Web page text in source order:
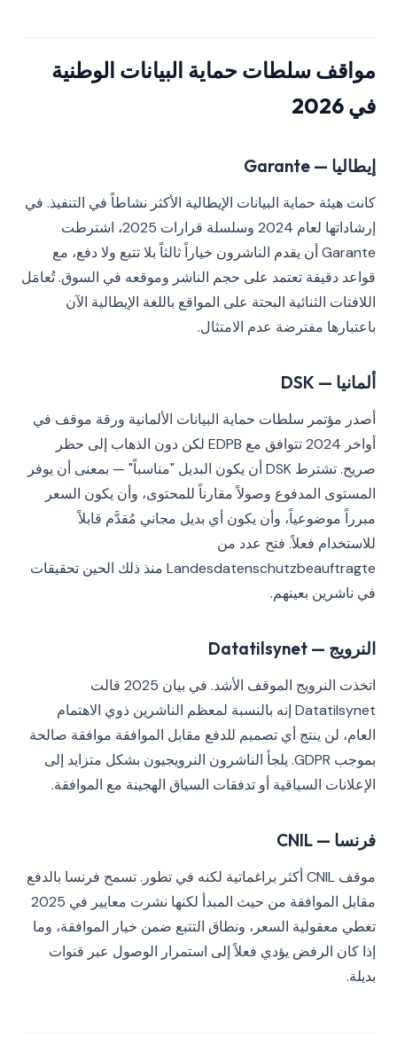
مواقف سلطات حماية البيانات الوطنية
في 2026
إيطاليا — Garante
كانت هيئة حماية البيانات الإيطالية الأكثر نشاطاً في التنفيذ. في
إرشاداتها لعام 2024 وسلسلة قرارات 2025، اشترطت
Garante أن يقدم الناشرون خياراً ثالثاً بلا تتبع ولا دفع، مع
قواعد دقيقة تعتمد على حجم الناشر وموقعه في السوق. تُعامَل
اللافتات الثنائية البحتة على المواقع باللغة الإيطالية الآن
باعتبارها مفترضة عدم الامتثال.
ألمانيا — DSK
أصدر مؤتمر سلطات حماية البيانات الألمانية ورقة موقف في
أواخر 2024 تتوافق مع EDPB لكن دون الذهاب إلى حظر
صريح. تشترط DSK أن يكون البديل "مناسباً" — بمعنى أن يوفر
المستوى المدفوع وصولاً مقارناً للمحتوى، وأن يكون السعر
مبرراً موضوعياً، وأن يكون أي بديل مجاني مُقدَّم قابلاً
للاستخدام فعلاً. فتح عدد من
Landesdatenschutzbeauftragte منذ ذلك الحين تحقيقات
في ناشرين بعينهم.
النرويج — Datatilsynet
اتخذت النرويج الموقف الأشد. في بيان 2025 قالت
Datatilsynet إنه بالنسبة لمعظم الناشرين ذوي الاهتمام
العام، لن ينتج أي تصميم للدفع مقابل الموافقة موافقة صالحة
بموجب GDPR. يلجأ الناشرون النرويجيون بشكل متزايد إلى
الإعلانات السياقية أو تدفقات السياق الهجينة مع الموافقة.
فرنسا — CNIL
موقف CNIL أكثر براغماتية لكنه في تطور. تسمح فرنسا بالدفع
مقابل الموافقة من حيث المبدأ لكنها نشرت معايير في 2025
تغطي معقولية السعر، ونطاق التتبع ضمن خيار الموافقة، وما
إذا كان الرفض يؤدي فعلاً إلى استمرار الوصول عبر قنوات
بديلة.